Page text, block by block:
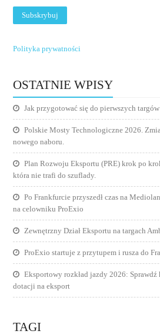
Polityka prywatności
OSTATNIE WPISY
Jak przygotować się do pierwszych
Polskie Mosty Technologiczne 2026.
nowego naboru.
Plan Rozwoju Eksportu (PRE) krok po
która nie trafi do szuflady.
Po Frankfurcie przyszedł czas na
na celowniku ProExio
Zewnętrzny Dział Eksportu na targach
ProExio startuje z przytupem i rusza do
Eksportowy rozkład jazdy 2026: Sprawdź
dotacji na eksport
TAGI